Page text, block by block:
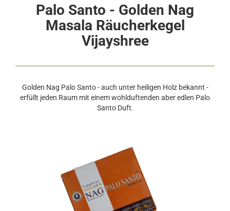
Palo Santo - Golden Nag
Masala Räucherkegel
Vijayshree
Golden Nag Palo Santo - auch unter heiligen Holz bekannt -
erfüllt jeden Raum mit einem wohlduftenden aber edlen Palo
Santo Duft.